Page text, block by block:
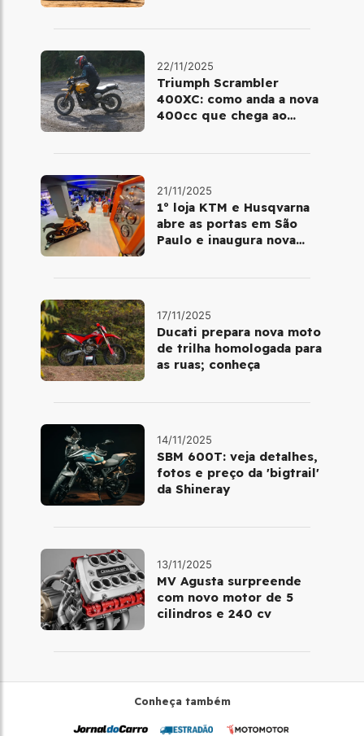
22/11/2025
Triumph Scrambler
400XC: como anda a nova
400cc que chega ao
21/11/2025
1º loja KTM e Husqvarna
abre as portas em São
Paulo e inaugura nova
17/11/2025
Ducati prepara nova moto
de trilha homologada para
as ruas; conheça
14/11/2025
SBM 600T: veja detalhes,
fotos e preço da 'bigtrail'
da Shineray
13/11/2025
MV Agusta surpreende
com novo motor de 5
cilindros e 240 cv
Conheça também